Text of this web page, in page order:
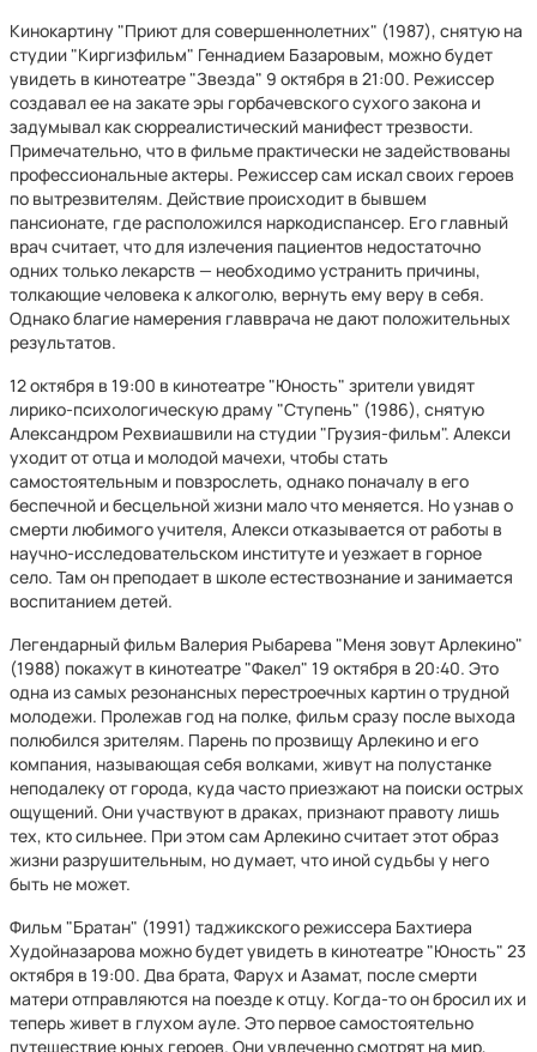
Кинокартину "Приют для совершеннолетних" (1987), снятую на
студии "Киргизфильм" Геннадием Базаровым, можно будет
увидеть в кинотеатре "Звезда" 9 октября в 21:00. Режиссер
создавал ее на закате эры горбачевского сухого закона и
задумывал как сюрреалистический манифест трезвости.
Примечательно, что в фильме практически не задействованы
профессиональные актеры. Режиссер сам искал своих героев
по вытрезвителям. Действие происходит в бывшем
пансионате, где расположился наркодиспансер. Его главный
врач считает, что для излечения пациентов недостаточно
одних только лекарств — необходимо устранить причины,
толкающие человека к алкоголю, вернуть ему веру в себя.
Однако благие намерения главврача не дают положительных
результатов.
12 октября в 19:00 в кинотеатре "Юность" зрители увидят
лирико-психологическую драму "Ступень" (1986), снятую
Александром Рехвиашвили на студии "Грузия-фильм". Алекси
уходит от отца и молодой мачехи, чтобы стать
самостоятельным и повзрослеть, однако поначалу в его
беспечной и бесцельной жизни мало что меняется. Но узнав о
смерти любимого учителя, Алекси отказывается от работы в
научно-исследовательском институте и уезжает в горное
село. Там он преподает в школе естествознание и занимается
воспитанием детей.
Легендарный фильм Валерия Рыбарева "Меня зовут Арлекино"
(1988) покажут в кинотеатре "Факел" 19 октября в 20:40. Это
одна из самых резонансных перестроечных картин о трудной
молодежи. Пролежав год на полке, фильм сразу после выхода
полюбился зрителям. Парень по прозвищу Арлекино и его
компания, называющая себя волками, живут на полустанке
неподалеку от города, куда часто приезжают на поиски острых
ощущений. Они участвуют в драках, признают правоту лишь
тех, кто сильнее. При этом сам Арлекино считает этот образ
жизни разрушительным, но думает, что иной судьбы у него
быть не может.
Фильм "Братан" (1991) таджикского режиссера Бахтиера
Худойназарова можно будет увидеть в кинотеатре "Юность" 23
октября в 19:00. Два брата, Фарух и Азамат, после смерти
матери отправляются на поезде к отцу. Когда-то он бросил их и
теперь живет в глухом ауле. Это первое самостоятельно
путешествие юных героев. Они увлеченно смотрят на мир,